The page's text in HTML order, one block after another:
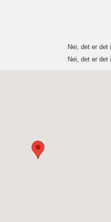
Nei, det er det
Nei, det er det